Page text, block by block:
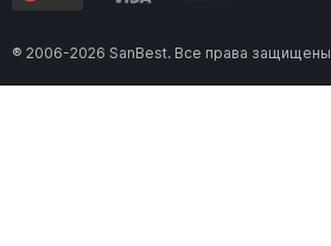
® 2006-2026 SanBest. Все права защищены